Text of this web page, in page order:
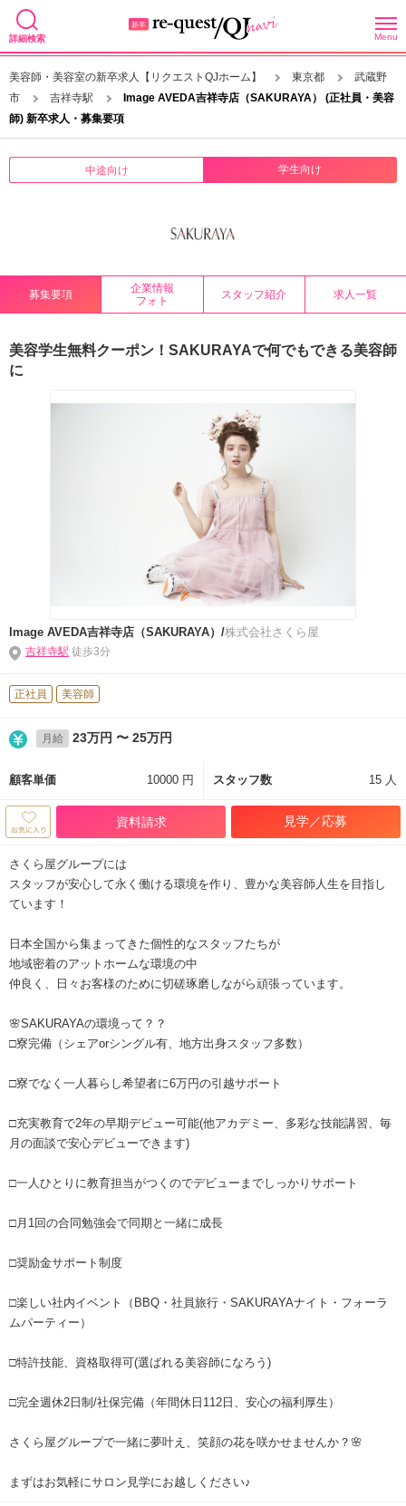
詳細検索 Menu
美容師・美容室の新卒求人【リクエストQJホーム】 東京都
武蔵野
市
吉祥寺駅
Image AVEDA吉祥寺店（SAKURAYA） (正社員・美容
師) 新卒求人・募集要項
中途向け 学生向け
募集要項
企業情報
フォト
スタッフ紹介 求人一覧
美容学生無料クーポン！SAKURAYAで何でもできる美容師
に
Image AVEDA吉祥寺店（SAKURAYA）/株式会社さくら屋
吉祥寺駅 徒歩3分
正社員 美容師
月給 23万円 〜 25万円
顧客単価 10000 円 スタッフ数 15 人
資料請求 見学／応募
さくら屋グループには
スタッフが安心して永く働ける環境を作り、豊かな美容師人生を目指し
ています！
日本全国から集まってきた個性的なスタッフたちが
地域密着のアットホームな環境の中
仲良く、日々お客様のために切磋琢磨しながら頑張っています。
🌸SAKURAYAの環境って？？
□寮完備（シェアorシングル有、地方出身スタッフ多数）
□寮でなく一人暮らし希望者に6万円の引越サポート
□充実教育で2年の早期デビュー可能(他アカデミー、多彩な技能講習、毎
月の面談で安心デビューできます)
□一人ひとりに教育担当がつくのでデビューまでしっかりサポート
□月1回の合同勉強会で同期と一緒に成長
□奨励金サポート制度
□楽しい社内イベント（BBQ・社員旅行・SAKURAYAナイト・フォーラ
ムパーティー）
□特許技能、資格取得可(選ばれる美容師になろう)
□完全週休2日制/社保完備（年間休日112日、安心の福利厚生）
さくら屋グループで一緒に夢叶え、笑顔の花を咲かせませんか？🌸
まずはお気軽にサロン見学にお越しください♪